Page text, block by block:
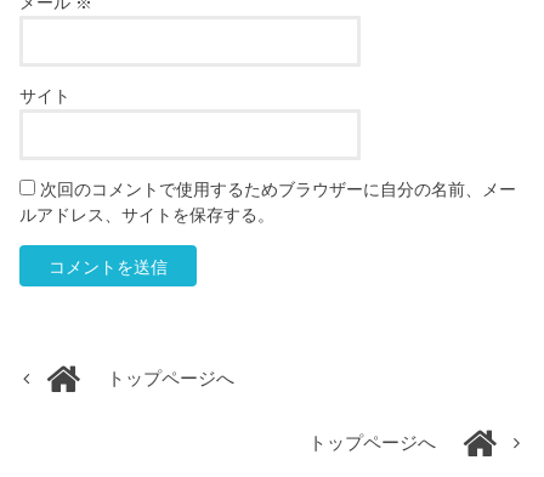
サイト
次回のコメントで使用するためブラウザーに自分の名前、メー
ルアドレス、サイトを保存する。
トップページへ
トップページへ